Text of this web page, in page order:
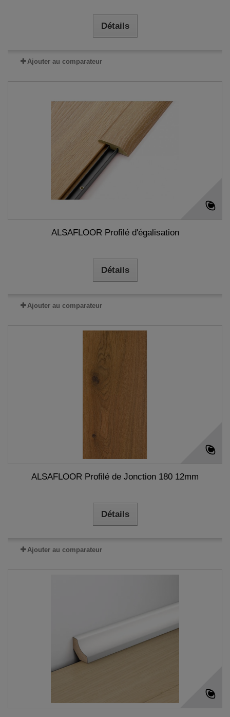
Détails
Ajouter au comparateur
ALSAFLOOR Profilé d'égalisation
Détails
Ajouter au comparateur
ALSAFLOOR Profilé de Jonction 180 12mm
Détails
Ajouter au comparateur